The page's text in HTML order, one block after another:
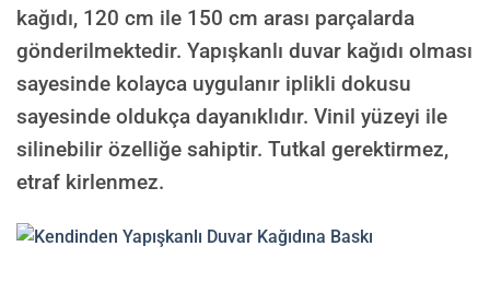
kağıdı, 120 cm ile 150 cm arası parçalarda
gönderilmektedir. Yapışkanlı duvar kağıdı olması
sayesinde kolayca uygulanır iplikli dokusu
sayesinde oldukça dayanıklıdır. Vinil yüzeyi ile
silinebilir özelliğe sahiptir. Tutkal gerektirmez,
etraf kirlenmez.